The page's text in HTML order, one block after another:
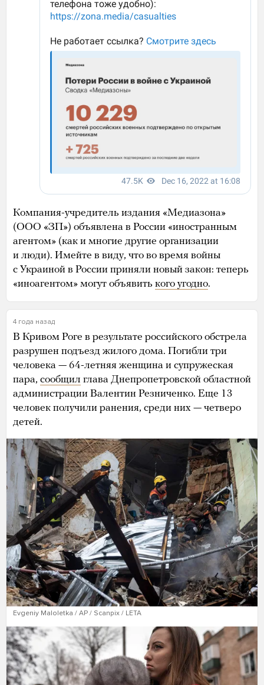
Компания-учредитель издания «Медиазона»
(ООО «ЗП») объявлена в России «иностранным
агентом» (как и многие другие организации
и люди). Имейте в виду, что во время войны
с Украиной в России приняли новый закон: теперь
«иноагентом» могут объявить кого угодно.
4 года назад
В Кривом Роге в результате российского обстрела
разрушен подъезд жилого дома. Погибли три
человека — 64-летняя женщина и супружеская
пара, сообщил глава Днепропетровской областной
администрации Валентин Резниченко. Еще 13
человек получили ранения, среди них — четверо
детей.
Evgeniy Maloletka / AP / Scanpix / LETA